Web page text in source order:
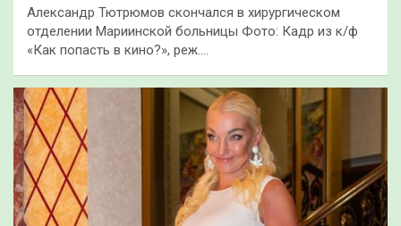
Александр Тютрюмов скончался в хирургическом
отделении Мариинской больницы Фото: Кадр из к/ф
«Как попасть в кино?», реж.…